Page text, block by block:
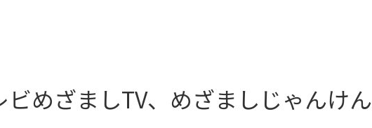
めざましTV、めざましじゃんけん